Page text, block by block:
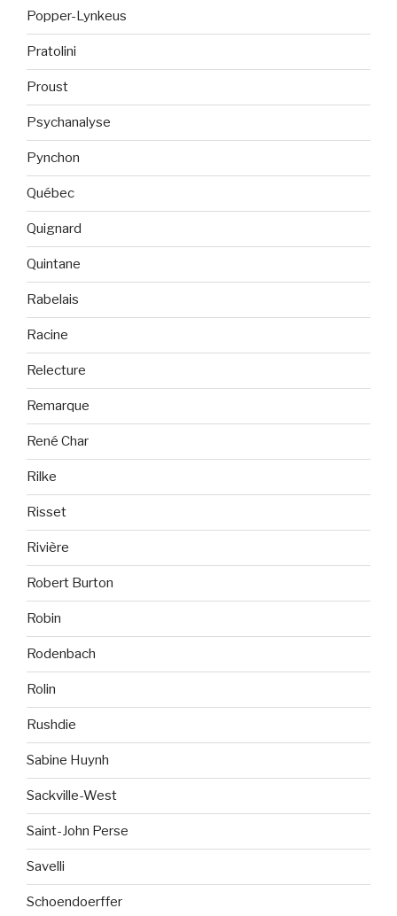
Popper-Lynkeus
Pratolini
Proust
Psychanalyse
Pynchon
Québec
Quignard
Quintane
Rabelais
Racine
Relecture
Remarque
René Char
Rilke
Risset
Rivière
Robert Burton
Robin
Rodenbach
Rolin
Rushdie
Sabine Huynh
Sackville-West
Saint-John Perse
Savelli
Schoendoerffer